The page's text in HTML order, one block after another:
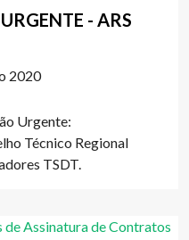
- ARS
2020
Urgente:
Técnico Regional
TSDT.